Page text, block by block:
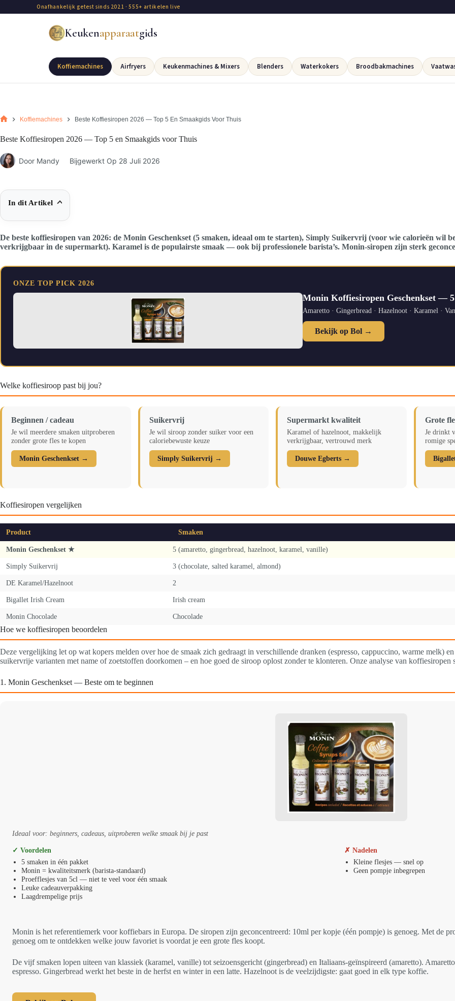
Onafhankelijk getest sinds 2021 · 555+ artikelen live
Keukenapparaatgids
Koffiemachines Airfryers Keukenmachines & Mixers Blenders Waterkokers Broodbakmachines
Koffiemachines Beste Koffiesiropen 2026 — Top 5 En Smaakgids Voor Thuis
Beste Koffiesiropen 2026 — Top 5 en Smaakgids voor Thuis
Door Mandy Bijgewerkt Op 28 Juli 2026
In dit Artikel
De beste koffiesiropen van 2026: de Monin Geschenkset (5 smaken, ideaal om te starten), Simply Suikervrij (voor wie calorieën wil
verkrijgbaar in de supermarkt). Karamel is de populairste smaak — ook bij professionele barista’s. Monin-siropen zijn sterk
ONZE TOP PICK 2026
Monin Koffiesiropen Geschenkset — 5
Amaretto · Gingerbread · Hazelnoot · Karamel ·
Bekijk op Bol →
Welke koffiesiroop past bij jou?
Beginnen / cadeau
Je wil meerdere smaken uitproberen
zonder grote fles te kopen
Monin Geschenkset →
Suikervrij
Je wil siroop zonder suiker voor een
caloriebewuste keuze
Simply Suikervrij →
Supermarkt kwaliteit
Karamel of hazelnoot, makkelijk
verkrijgbaar, vertrouwd merk
Douwe Egberts →
Grote
Je drinkt
romige
Koffiesiropen vergelijken
Product Smaken
Monin Geschenkset ★ 5 (amaretto, gingerbread, hazelnoot, karamel, vanille)
Simply Suikervrij 3 (chocolate, salted karamel, almond)
DE Karamel/Hazelnoot 2
Bigallet Irish Cream Irish cream
Monin Chocolade Chocolade
Hoe we koffiesiropen beoordelen
Deze vergelijking let op wat kopers melden over hoe de smaak zich gedraagt in verschillende dranken (espresso, cappuccino, warme melk)
suikervrije varianten met name of zoetstoffen doorkomen – en hoe goed de siroop oplost zonder te klonteren. Onze analyse van
1. Monin Geschenkset — Beste om te beginnen
Ideaal voor: beginners, cadeaus, uitproberen welke smaak bij je past
✓ Voordelen
5 smaken in één pakket
Monin = kwaliteitsmerk (barista-standaard)
Proefflesjes van 5cl — niet te veel voor één smaak
Leuke cadeauverpakking
Laagdrempelige prijs
✗ Nadelen
Kleine flesjes — snel op
Geen pompje inbegrepen
Monin is het referentiemerk voor koffiebars in Europa. De siropen zijn geconcentreerd: 10ml per kopje (één pompje) is genoeg. Met de
genoeg om te ontdekken welke jouw favoriet is voordat je een grote fles koopt.
De vijf smaken lopen uiteen van klassiek (karamel, vanille) tot seizoensgericht (gingerbread) en Italiaans-geïnspireerd (amaretto).
espresso. Gingerbread werkt het beste in de herfst en winter in een latte. Hazelnoot is de veelzijdigste: gaat goed in elk type koffie.